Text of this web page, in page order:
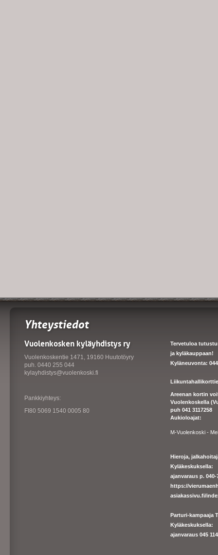
Yhteystiedot
Vuolenkosken kyläyhdistys ry
Vuolenkoskentie 1471, 19160 Huutotöyry
puh. 0440 255 044
kylayhdistys@vuolenkoski.fi
Pankkiyhteys:
FI80 5069 1540 0005 80
Tervetuloa
ja kyläkauppaan!
Kyläneuvonta: 044
Areenan kortin
Vuolenkoskella
puh 041 3117258
Aukioloajat:
M-Vuolenkoski -
Hieroja,
Kyläkeskuksella:
ajanvaraus p.
https://
asiakassivu.fi/
Parturi-kampaaja
Kyläkeskuksella:
ajanvaraus 045